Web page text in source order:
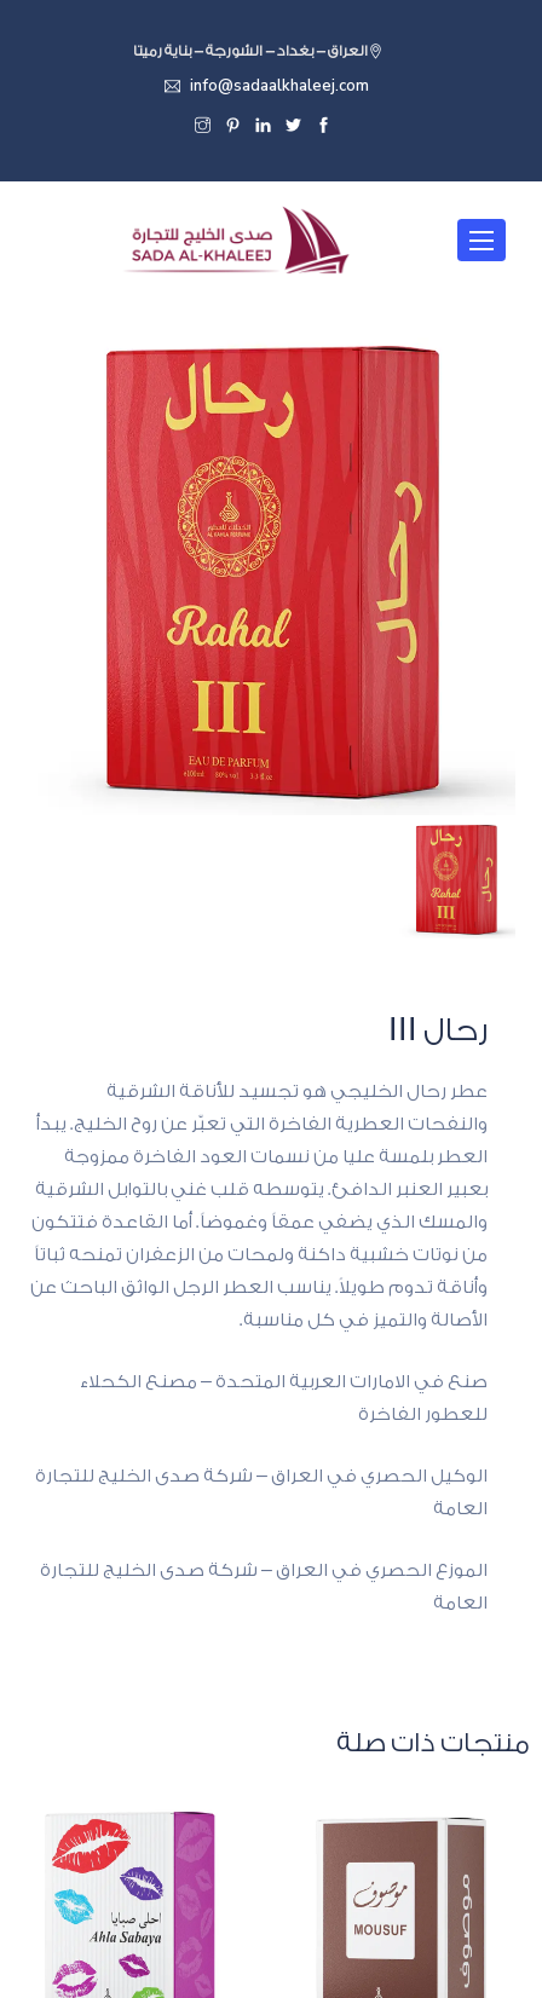
العراق - بغداد - الشورجة - بناية رميتا
info@sadaalkhaleej.com
رحال III
عطر رحال الخليجي هو تجسيد للأناقة الشرقية
والنفحات العطرية الفاخرة التي تعبّر عن روح الخليج. يبدأ
العطر بلمسة عليا من نسمات العود الفاخرة ممزوجة
بعبير العنبر الدافئ. يتوسطه قلب غني بالتوابل الشرقية
والمسك الذي يضفي عمقاً وغموضاً. أما القاعدة فتتكون
من نوتات خشبية داكنة ولمحات من الزعفران تمنحه ثباتاً
وأناقة تدوم طويلاً. يناسب العطر الرجل الواثق الباحث عن
الأصالة والتميز في كل مناسبة.
صنع في الامارات العربية المتحدة – مصنع الكحلاء
للعطور الفاخرة
الوكيل الحصري في العراق – شركة صدى الخليج للتجارة
العامة
الموزع الحصري في العراق – شركة صدى الخليج للتجارة
العامة
منتجات ذات صلة